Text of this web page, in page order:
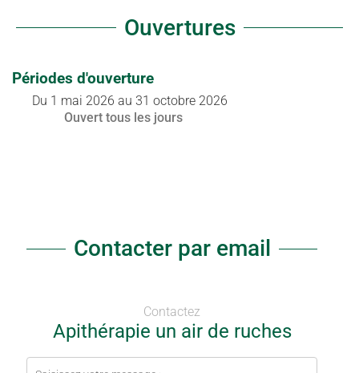
Ouvertures
Périodes d'ouverture
Du 1 mai 2026 au 31 octobre 2026
Ouvert tous les jours
Contacter par email
Contactez
Apithérapie un air de ruches